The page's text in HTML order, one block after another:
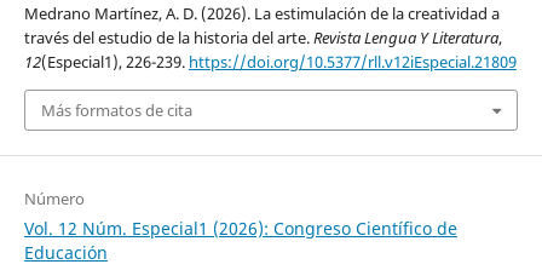
Medrano Martínez, A. D. (2026). La estimulación de la creatividad a
través del estudio de la historia del arte.Revista Lengua Y Literatura,
12(Especial1), 226-239. https://doi.org/10.5377/rll.v12iEspecial.21809
Más formatos de cita
Número
Vol. 12 Núm. Especial1 (2026): Congreso Científico de
Educación